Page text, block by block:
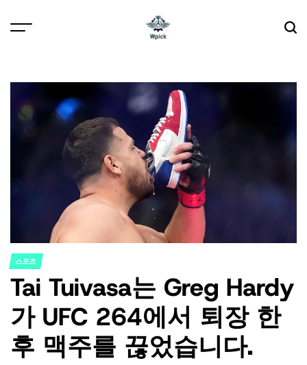
POSTED
IN
스포츠
Tai Tuivasa는 Greg Hardy
가 UFC 264에서 퇴장 한
후 맥주를 끊었습니다.